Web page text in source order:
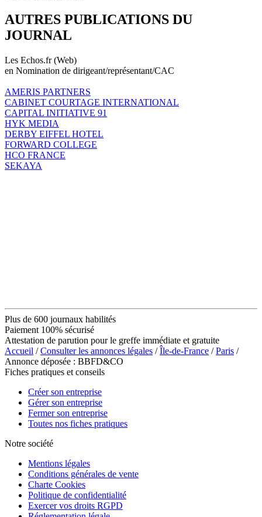
AUTRES PUBLICATIONS DU
JOURNAL
Les Echos.fr (Web)
en Nomination de dirigeant/représentant/CAC
AMERIS PARTNERS
CABINET COURTAGE INTERNATIONAL
CAPITAL INITIATIVE 91
HYK MEDIA
DERBY EIFFEL HOTEL
FORWARD COLLEGE
HCO FRANCE
SEKAYA
Plus de 600 journaux habilités
Paiement 100% sécurisé
Attestation de parution pour le greffe immédiate et gratuite
Accueil /Consulter les annonces légales /Île-de-France /Paris /
Annonce déposée : BBFD&CO
Fiches pratiques et conseils
Créer son entreprise
Gérer son entreprise
Fermer son entreprise
Toutes nos fiches pratiques
Notre société
Mentions légales
Conditions générales de vente
Charte Cookies
Politique de confidentialité
Exercer vos droits RGPD